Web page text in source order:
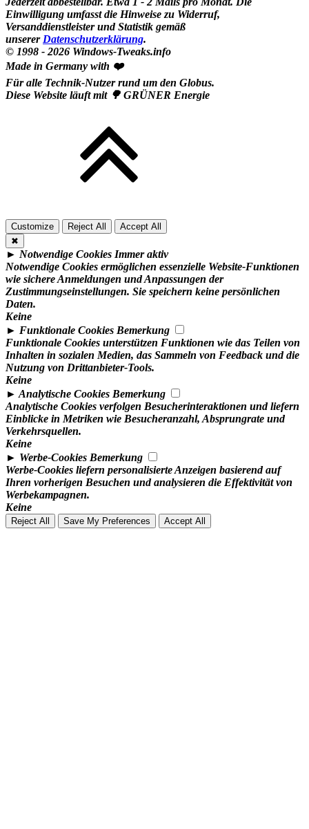
Einwilligung umfasst die Hinweise zu Widerruf,
Versanddienstleister und Statistik gemäß
unserer Datenschutzerklärung.
© 1998 - 2026 Windows-Tweaks.info
Made in Germany with ❤️
Für alle Technik-Nutzer rund um den Globus.
Diese Website läuft mit 🌳 GRÜNER Energie
Customize Reject All
Accept All
✖
► Notwendige Cookies Immer aktiv
Notwendige Cookies ermöglichen essenzielle Website-Funktionen
wie sichere Anmeldungen und Anpassungen der
Zustimmungseinstellungen. Sie speichern keine persönlichen
Daten.
Keine
► Funktionale Cookies Bemerkung
Funktionale Cookies unterstützen Funktionen wie das Teilen von
Inhalten in sozialen Medien, das Sammeln von Feedback und die
Nutzung von Drittanbieter-Tools.
Keine
► Analytische Cookies Bemerkung
Analytische Cookies verfolgen Besucherinteraktionen und liefern
Einblicke in Metriken wie Besucheranzahl, Absprungrate und
Verkehrsquellen.
Keine
► Werbe-Cookies Bemerkung
Werbe-Cookies liefern personalisierte Anzeigen basierend auf
Ihren vorherigen Besuchen und analysieren die Effektivität von
Werbekampagnen.
Keine
Reject All Save My Preferences Accept All